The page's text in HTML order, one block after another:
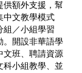
供額外支援，幫
中文教學模式
組／小組學習
。開設非華語學
文班、聘請資源
科小組教學、並